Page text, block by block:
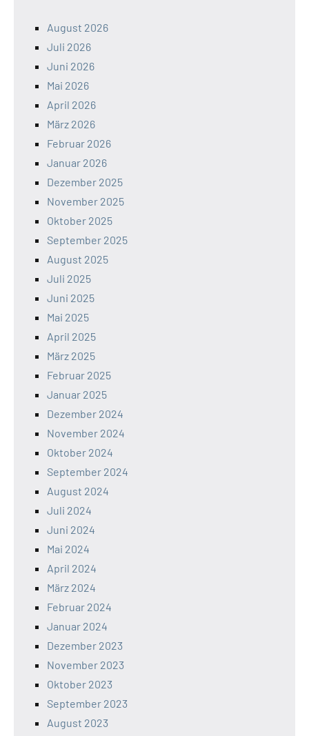
August 2026
Juli 2026
Juni 2026
Mai 2026
April 2026
März 2026
Februar 2026
Januar 2026
Dezember 2025
November 2025
Oktober 2025
September 2025
August 2025
Juli 2025
Juni 2025
Mai 2025
April 2025
März 2025
Februar 2025
Januar 2025
Dezember 2024
November 2024
Oktober 2024
September 2024
August 2024
Juli 2024
Juni 2024
Mai 2024
April 2024
März 2024
Februar 2024
Januar 2024
Dezember 2023
November 2023
Oktober 2023
September 2023
August 2023